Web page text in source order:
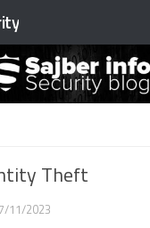
Theft
11/2023